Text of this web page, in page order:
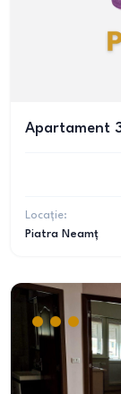
Apartament
Locație:
Piatra Neamț